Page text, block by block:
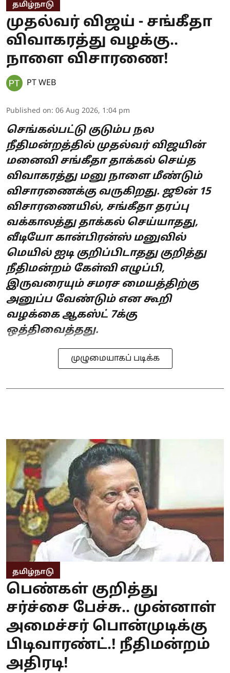
தமிழ்நாடு
முதல்வர் விஜய் - சங்கீதா
விவாகரத்து வழக்கு..
நாளை விசாரணை!
PT WEB
Published on: 06 Aug 2026, 1:04 pm
செங்கல்பட்டு குடும்ப நல
நீதிமன்றத்தில் முதல்வர் விஜயின்
மனைவி சங்கீதா தாக்கல் செய்த
விவாகரத்து மனு நாளை மீண்டும்
விசாரணைக்கு வருகிறது. ஜூன் 15
விசாரணையில், சங்கீதா தரப்பு
வக்காலத்து தாக்கல் செய்யாதது,
வீடியோ கான்பிரன்ஸ் மனுவில்
மெயில் ஐடி குறிப்பிடாதது குறித்து
நீதிமன்றம் கேள்வி எழுப்பி,
இருவரையும் சமரச மையத்திற்கு
அனுப்ப வேண்டும் என கூறி
வழக்கை ஆகஸ்ட் 7க்கு
ஒத்திவைத்தது.
முழுமையாகப் படிக்க
தமிழ்நாடு
பெண்கள் குறித்து
சர்ச்சை பேச்சு.. முன்னாள்
அமைச்சர் பொன்முடிக்கு
பிடிவாரண்ட்.! நீதிமன்றம்
அதிரடி!